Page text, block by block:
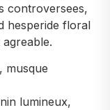
controversees,
hesperide floral
musque
lumineux,